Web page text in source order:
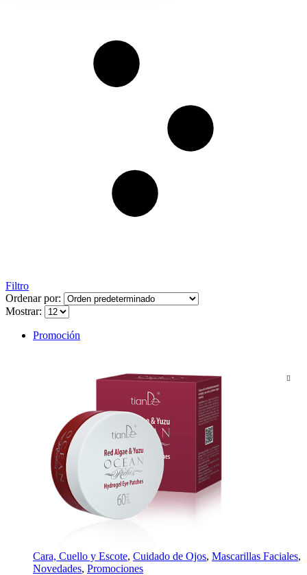
Filtro
Ordenar por:
Mostrar:
Promoción
Cara, Cuello y Escote, Cuidado de Ojos, Mascarillas Faciales,
Novedades, Promociones